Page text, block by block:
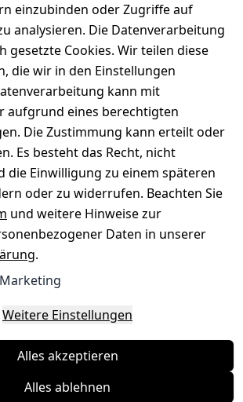
einzubinden oder Zugriffe auf
analysieren. Die Datenverarbeitung
gesetzte Cookies. Wir teilen diese
die wir in den Einstellungen
kann mit
aufgrund eines berechtigten
Die Zustimmung kann erteilt oder
Es besteht das Recht, nicht
die Einwilligung zu einem späteren
oder zu widerrufen. Beachten Sie
und weitere Hinweise zur
Daten in unserer
.
Marketing
Weitere Einstellungen
Alles akzeptieren
Alles ablehnen
uns
Registrieren
zum
&
Wir
versenden
mit
Zahle
bequem per